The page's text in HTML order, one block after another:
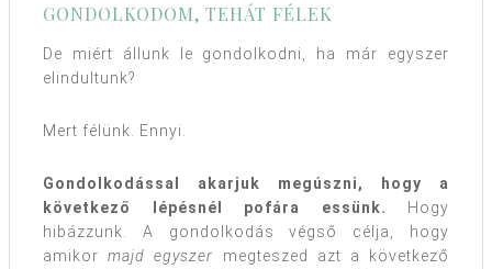
GONDOLKODOM, TEHÁT FÉLEK
De miért állunk le gondolkodni, ha már egyszer
elindultunk?
Mert félünk. Ennyi.
Gondolkodással akarjuk megúszni, hogy a
következő lépésnél pofára essünk. Hogy
hibázzunk. A gondolkodás végső célja, hogy
amikormajd egyszer megteszed azt a következő